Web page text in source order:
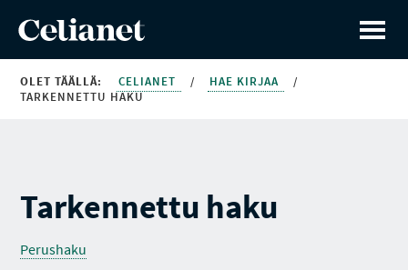
OLET TÄÄLLÄ: CELIANET / HAE KIRJAA
/
TARKENNETTU HAKU
Tarkennettu haku
Perushaku